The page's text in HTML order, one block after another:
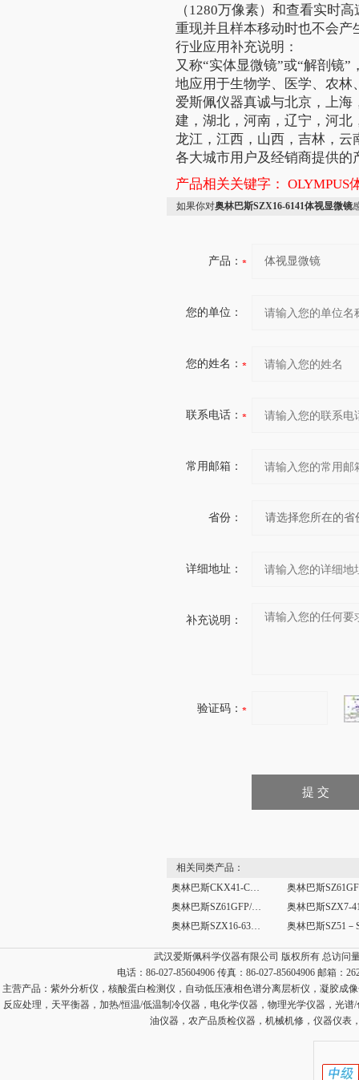
（1280万像素）和查看实时
重现并且样本移动时也不会产
行业应用补充说明：
又称“实体显微镜”或“解剖镜
地应用于生物学、医学、农林
爱斯佩仪器真诚与北京，上
建，湖北，河南，辽宁，河
龙江，江西，山西，吉林，
各大城市用户及经销商提供
产品相关关键字： OLYMPUS
如果你对奥林巴斯SZX16-6141体视显微镜
产品：
您的单位：
您的姓名：
联系电话：
常用邮箱：
省份：
详细地址：
补充说明：
验证码：
相关同类产品：
奥林巴斯CKX41-C31BF倒置显微镜
奥林巴斯SZ61GFP/T-S体视荧光显微镜
奥林巴斯SZX16-6356FL体视荧光显微镜
武汉爱斯佩科学仪器有限公司 版权所有 总访问
电话：86-027-85604906 传真：86-027-85604906 邮箱：
主营产品： 紫外分析仪，核酸蛋白检测仪，自动低压液相色谱分离层析仪，凝胶成
反应处理，天平衡器，加热/恒温/低温制冷仪器，电化学仪器，物理光学仪器，光
油仪器，农产品质检仪器，机械机修，仪器仪表